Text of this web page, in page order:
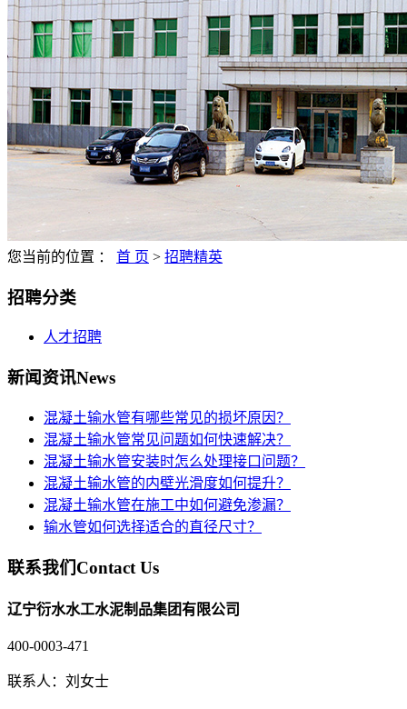
您当前的位置 ： 首 页 > 招聘精英
招聘分类
人才招聘
新闻资讯News
混凝土输水管有哪些常见的损坏原因？
混凝土输水管常见问题如何快速解决？
混凝土输水管安装时怎么处理接口问题？
混凝土输水管的内壁光滑度如何提升？
混凝土输水管在施工中如何避免渗漏？
输水管如何选择适合的直径尺寸？
联系我们Contact Us
辽宁衍水水工水泥制品集团有限公司
400-0003-471
联系人：刘女士